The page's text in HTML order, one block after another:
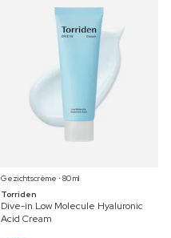
Gezichtscrème ⋅ 80 ml
Torriden
Dive-in Low Molecule Hyaluronic
Acid Cream